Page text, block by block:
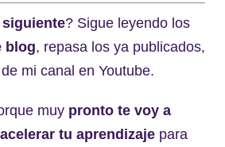
siguiente? Sigue leyendo los
blog, repasa los ya publicados,
mi canal en Youtube.
muy pronto te voy a
tu aprendizaje para